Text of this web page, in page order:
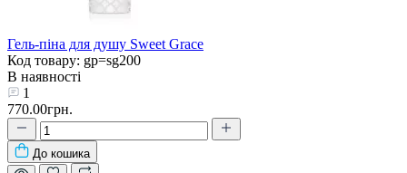
Гель-піна для душу Sweet Grace
Код товару: gp=sg200
В наявності
1
770.00грн.
До кошика